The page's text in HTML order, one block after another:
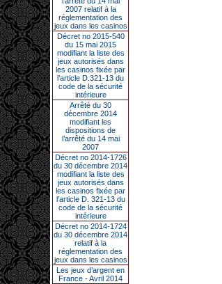
2007 relatif à la
réglementation des
jeux dans les casinos
Décret no 2015-540
du 15 mai 2015
modifiant la liste des
jeux autorisés dans
les casinos fixée par
l’article D.321-13 du
code de la sécurité
intérieure
Arrêté du 30
décembre 2014
modifiant les
dispositions de
l’arrêté du 14 mai
2007
Décret no 2014-1726
du 30 décembre 2014
modifiant la liste des
jeux autorisés dans
les casinos fixée par
l’article D. 321-13 du
code de la sécurité
intérieure
Décret no 2014-1724
du 30 décembre 2014
relatif à la
réglementation des
jeux dans les casinos
Les jeux d’argent en
France - Avril 2014